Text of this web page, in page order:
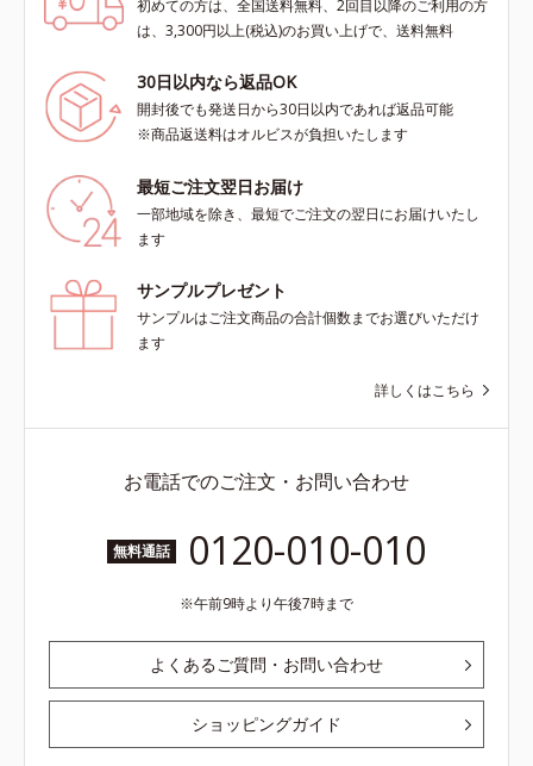
初めての方は、全国送料無料、2回目以降のご利用の方
は、3,300円以上(税込)のお買い上げで、送料無料
30日以内なら返品OK
開封後でも発送日から30日以内であれば返品可能
※商品返送料はオルビスが負担いたします
最短ご注文翌日お届け
一部地域を除き、最短でご注文の翌日にお届けいたし
ます
サンプルプレゼント
サンプルはご注文商品の合計個数までお選びいただけ
ます
詳しくはこちら
お電話でのご注文・お問い合わせ
無料通話 0120-010-010
午前9時より午後7時まで
よくあるご質問・お問い合わせ
ショッピングガイド